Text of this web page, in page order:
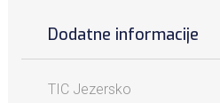
Dodatne informacije
TIC Jezersko